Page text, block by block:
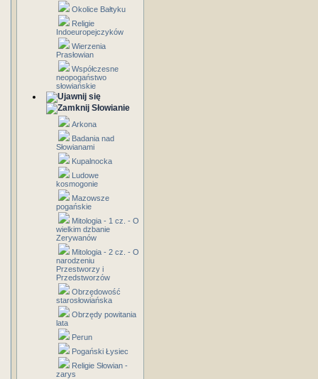
Okolice Bałtyku
Religie
Indoeuropejczyków
Wierzenia
Prasłowian
Współczesne
neopogaństwo
słowiańskie
Słowianie
Arkona
Badania nad
Słowianami
Kupalnocka
Ludowe
kosmogonie
Mazowsze
pogańskie
Mitologia - 1 cz. - O
wielkim dzbanie
Zerywanów
Mitologia - 2 cz. - O
narodzeniu
Przestworzy i
Przedstworzów
Obrzędowość
starosłowiańska
Obrzędy powitania
lata
Perun
Pogański Łysiec
Religie Słowian -
zarys